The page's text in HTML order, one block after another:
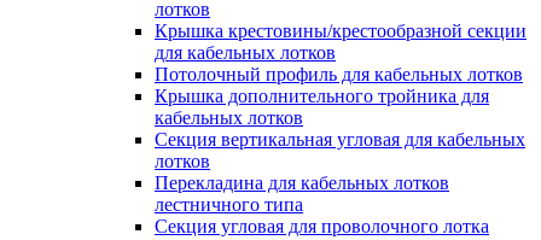
лотков
Крышка крестовины/крестообразной секции
для кабельных лотков
Потолочный профиль для кабельных лотков
Крышка дополнительного тройника для
кабельных лотков
Секция вертикальная угловая для кабельных
лотков
Перекладина для кабельных лотков
лестничного типа
Секция угловая для проволочного лотка